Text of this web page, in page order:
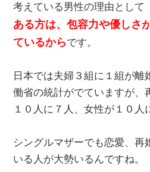
考えている男性の理由として
ある方は、包容力や優しさ
ているからです。
日本では夫婦３組に１組が離
働省の統計がでていますが、
１０人に７人、女性が１０人
シングルマザーでも恋愛、再
いる人が大勢いるんですね。